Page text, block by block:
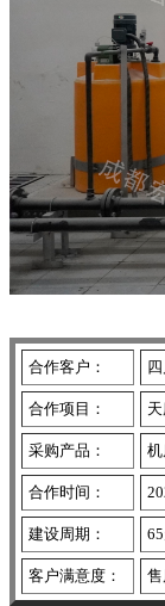
合作客户：
合作项目：
采购产品：
合作时间：
建设周期：
客户满意度：